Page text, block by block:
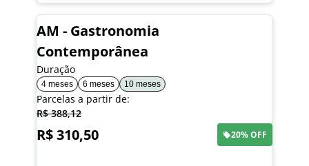
AM - Gastronomia
Contemporânea
Duração
4 meses 6 meses 10 meses
Parcelas a partir de:
R$ 388,12
R$ 310,50 20% OFF